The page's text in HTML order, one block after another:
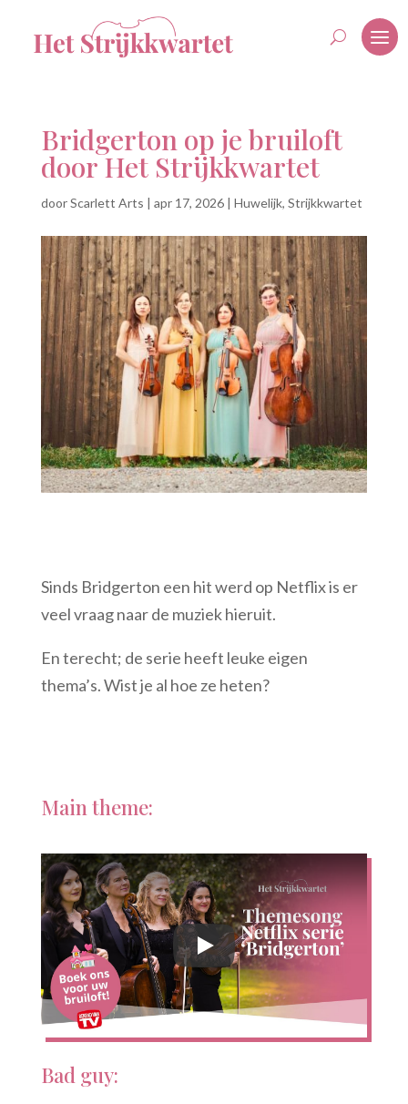
Bridgerton op je bruiloft
door Het Strijkkwartet
doorScarlett Arts | apr 17, 2026| Huwelijk, Strijkkwartet
Sinds Bridgerton een hit werd op Netflix is er
veel vraag naar de muziek hieruit.
En terecht; de serie heeft leuke eigen
thema’s. Wist je al hoe ze heten?
Main theme:
Bad guy: